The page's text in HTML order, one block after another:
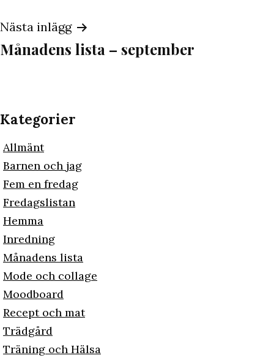
Nästa inlägg
Månadens lista – september
Kategorier
Allmänt
Barnen och jag
Fem en fredag
Fredagslistan
Hemma
Inredning
Månadens lista
Mode och collage
Moodboard
Recept och mat
Trädgård
Träning och Hälsa